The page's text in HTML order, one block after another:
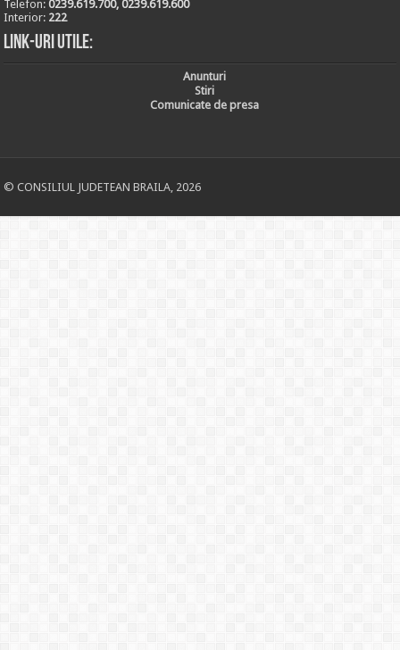
Telefon:0239.619.700, 0239.619.600
Interior: 222
Link-uri utile:
Anunturi
Stiri
Comunicate de presa
© CONSILIUL JUDETEAN BRAILA, 2026